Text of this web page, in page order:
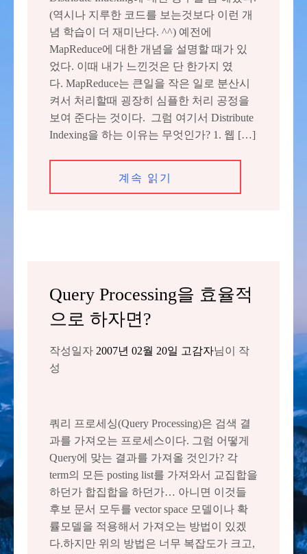
(역시나 지루한 코드를 보는것보다 이런 개
념 학습이 더 재미난다. ^^) 예전에
MapReduce에 대한 개념을 설명할 때가 있
었다. 이때 내가 느낀것은 단 한가지 였
다. MapReduce는 큰일을 작은 일로 분산시
켜서 처리할때 굉장히 심플한 처리 공정을
보여 준다는 것이다. 그럼 여기서 Distribute
Indexing을 하는 이유는 무엇인가? 1. 웹 […]
계속 읽기
Query Processing을 효율적
으로 하자면?
작성일자 2007년 02월 20일 고감자님이 작
성
쿼리 프로세싱(Query Processing)은 검색 결
과를 가져오는 프로세스이다. 그럼 어떻게
Query에 맞는 결과를 가져올 것인가? 각
term의 모든 posting list를 가져와서 교집합을
하던가 합집합을 하던가… 아니면 이것들
후보 문서 모두를 vector space 모델이나 확
률모델을 적용해서 가져오는 방법이 있겠
다.하지만 위의 방법은 너무 복잡도가 크고,